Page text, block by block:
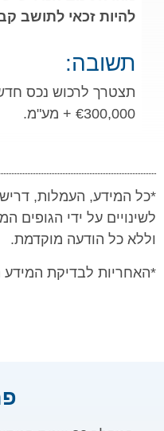
להיות זכאי לתושב
תשובה:
תצטרך לרכוש נכס
€300,000 + מע"מ.
*כל המידע, העמלות,
לשינויים על ידי הגופים
וללא כל הודעה מוקדמת.
*האחריות לבדיקת